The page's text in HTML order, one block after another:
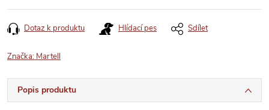
Dotaz k produktu Hlídací pes Sdílet
Značka: Martell
Popis produktu